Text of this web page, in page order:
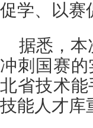
促学、以赛
据悉，本
冲刺国赛
北省技术
技能人才库